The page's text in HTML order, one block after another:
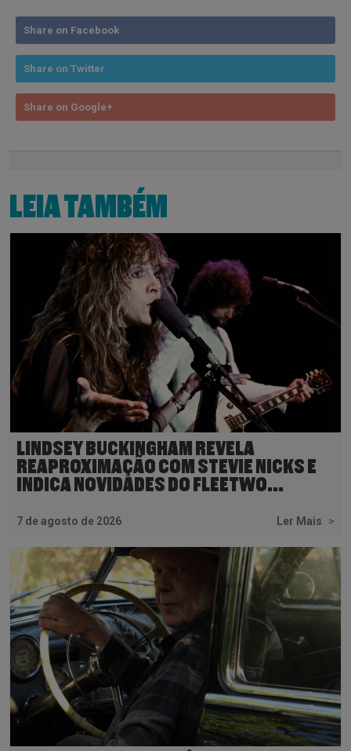
Share on Facebook
Share on Twitter
Share on Google+
LEIA TAMBÉM
LINDSEY BUCKINGHAM REVELA
REAPROXIMAÇÃO COM STEVIE NICKS E
INDICA NOVIDADES DO FLEETWO...
7 de agosto de 2026 Ler Mais >